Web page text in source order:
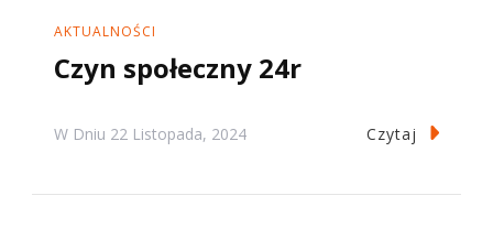
AKTUALNOŚCI
Czyn społeczny 24r
W Dniu 22 Listopada, 2024 Czytaj